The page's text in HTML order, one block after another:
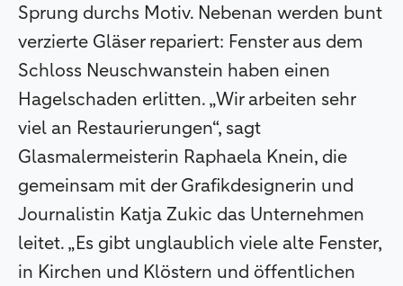
Sprung durchs Motiv. Nebenan werden bunt
verzierte Gläser repariert: Fenster aus dem
Schloss Neuschwanstein haben einen
Hagelschaden erlitten. „Wir arbeiten sehr
viel an Restaurierungen“, sagt
Glasmalermeisterin Raphaela Knein, die
gemeinsam mit der Grafikdesignerin und
Journalistin Katja Zukic das Unternehmen
leitet. „Es gibt unglaublich viele alte Fenster,
in Kirchen und Klöstern und öffentlichen